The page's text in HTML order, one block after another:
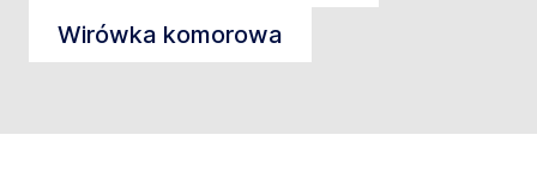
Wirówka komorowa